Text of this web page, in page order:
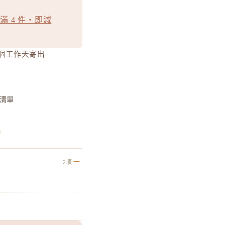
4 件・即減
工作天寄出
單
2項